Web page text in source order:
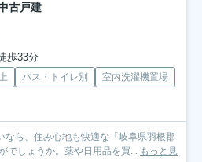
古戸建
歩33分
バス・トイレ別
室内洗濯機置場
なら、住み心地も快適な「岐阜県羽根郡
でしょうか。薬や日用品を買... もっと見